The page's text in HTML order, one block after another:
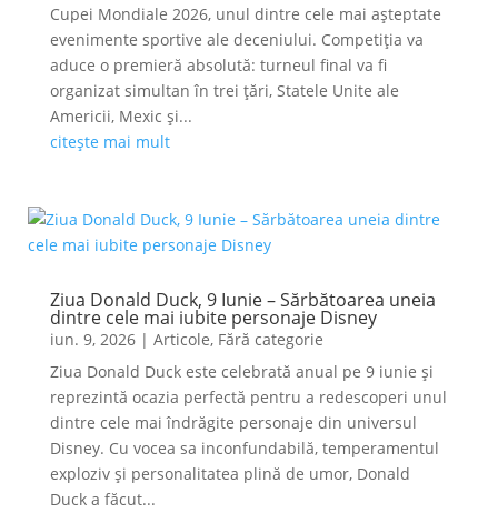
Cupei Mondiale 2026, unul dintre cele mai așteptate
evenimente sportive ale deceniului. Competiția va
aduce o premieră absolută: turneul final va fi
organizat simultan în trei țări, Statele Unite ale
Americii, Mexic și...
citește mai mult
Ziua Donald Duck, 9 Iunie – Sărbătoarea uneia
dintre cele mai iubite personaje Disney
iun. 9, 2026| Articole, Fără categorie
Ziua Donald Duck este celebrată anual pe 9 iunie și
reprezintă ocazia perfectă pentru a redescoperi unul
dintre cele mai îndrăgite personaje din universul
Disney. Cu vocea sa inconfundabilă, temperamentul
exploziv și personalitatea plină de umor, Donald
Duck a făcut...